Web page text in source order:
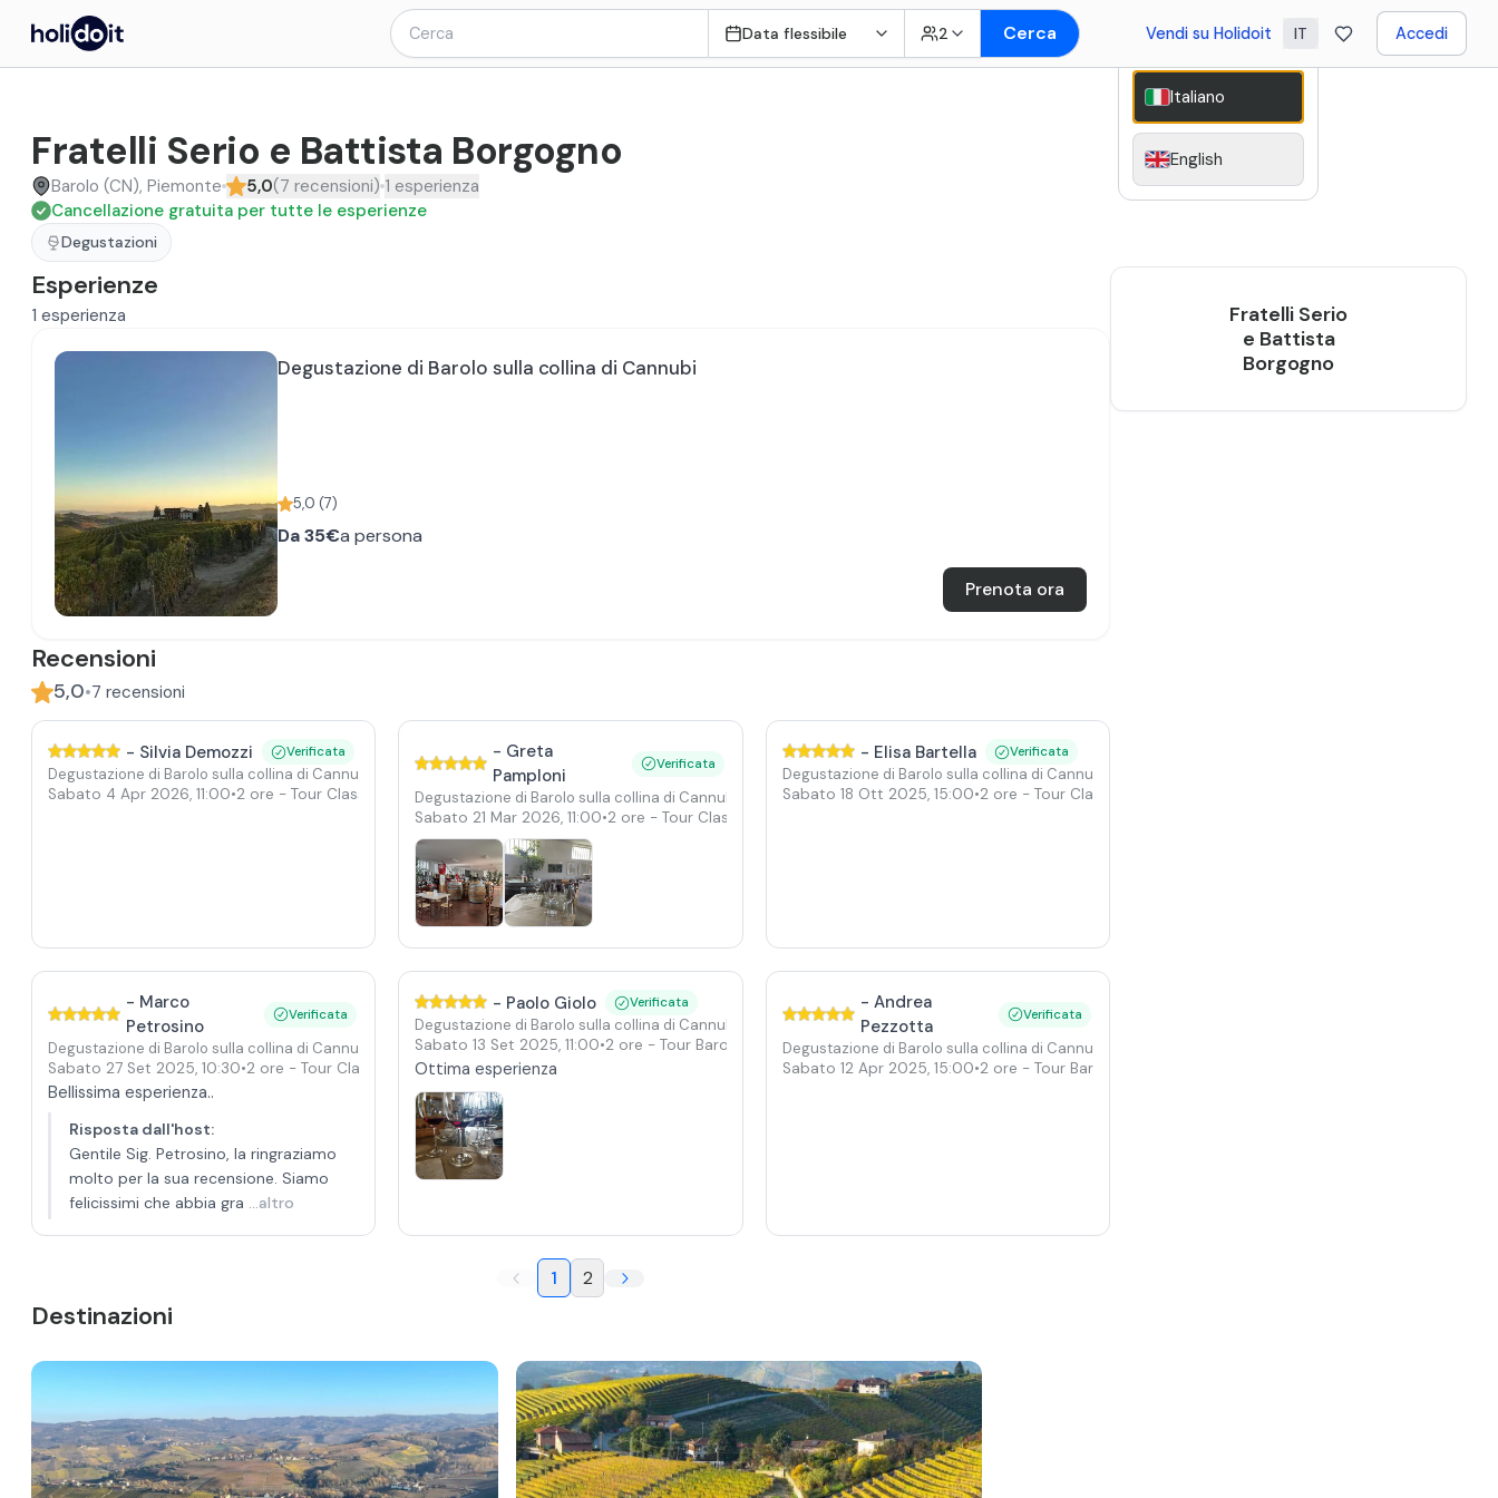
Data flessibile 2 Cerca Vendi su Holidoit IT Accedi
Fratelli Serio e Battista Borgogno
Barolo (CN), Piemonte 5,0(7 recensioni) 1 esperienza
Cancellazione gratuita per tutte le esperienze
Degustazioni
Esperienze
1 esperienza
Degustazione di Barolo sulla collina di Cannubi
5,0 (7)
Da35€a persona
Prenota ora
Recensioni
5,0•7 recensioni
- Silvia Demozzi Verificata
Degustazione di Barolo sulla collina di Cannubi
Sabato 4 Apr 2026, 11:00•2 ore - Tour Classico
- Greta
Pamploni
Verificata
Degustazione di Barolo sulla collina di Cannubi
Sabato 21 Mar 2026, 11:00•2 ore - Tour Classico
- Elisa Bartella Verificata
Degustazione di Barolo sulla collina di Cannubi
Sabato 18 Ott 2025, 15:00•2 ore - Tour Classico
- Marco
Petrosino
Verificata
Degustazione di Barolo sulla collina di Cannubi
Sabato 27 Set 2025, 10:30•2 ore - Tour Classico
Bellissima esperienza..
Risposta dall'host:
Gentile Sig. Petrosino, la ringraziamo
molto per la sua recensione. Siamo
felicissimi che abbia gra ...altro
- Paolo Giolo Verificata
Degustazione di Barolo sulla collina di Cannubi
Sabato 13 Set 2025, 11:00•2 ore - Tour Barolo
Ottima esperienza
- Andrea
Pezzotta
Verificata
Degustazione di Barolo sulla collina di Cannubi
Sabato 12 Apr 2025, 15:00•2 ore - Tour Barolo
1 2
Fratelli Serio
e Battista
Borgogno
Destinazioni
Italiano
English